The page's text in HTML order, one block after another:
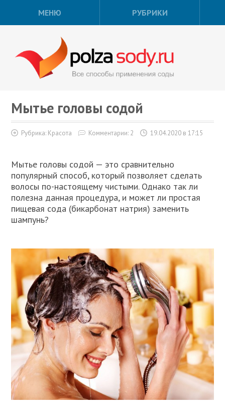
МЕНЮ РУБРИКИ
Мытье головы содой
Рубрика: Красота Комментарии: 2 19.04.2020 в 17:15
Мытье головы содой — это сравнительно
популярный способ, который позволяет сделать
волосы по-настоящему чистыми. Однако так ли
полезна данная процедура, и может ли простая
пищевая сода (бикарбонат натрия) заменить
шампунь?